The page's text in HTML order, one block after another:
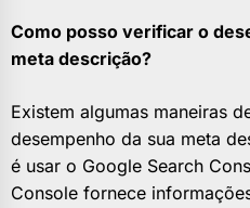
Como posso verificar o
meta descrição?
Existem algumas maneiras
desempenho da sua meta
é usar o Google Search
Console fornece